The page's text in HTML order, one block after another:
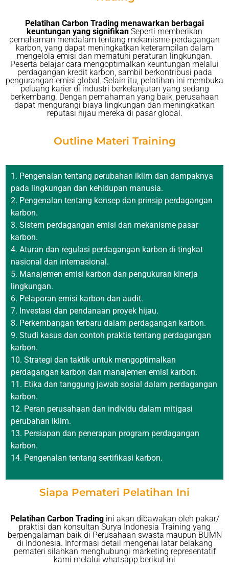
Pelatihan Carbon Trading menawarkan berbagai
keuntungan yang signifikan Seperti memberikan
pemahaman mendalam tentang mekanisme perdagangan
karbon, yang dapat meningkatkan keterampilan dalam
mengelola emisi dan mematuhi peraturan lingkungan.
Peserta belajar cara mengoptimalkan keuntungan melalui
perdagangan kredit karbon, sambil berkontribusi pada
pengurangan emisi global. Selain itu, pelatihan ini membuka
peluang karier di industri berkelanjutan yang sedang
berkembang. Dengan pemahaman yang baik, perusahaan
dapat mengurangi biaya lingkungan dan meningkatkan
reputasi hijau mereka di pasar global.
Outline Materi Training
Pengenalan tentang perubahan iklim dan dampaknya
pada lingkungan dan kehidupan manusia.
Pengenalan tentang konsep dan prinsip perdagangan
karbon.
Sistem perdagangan emisi dan mekanisme pasar
karbon.
Aturan dan regulasi perdagangan karbon di tingkat
nasional dan internasional.
Manajemen emisi karbon dan pengukuran kinerja
lingkungan.
Pelaporan emisi karbon dan audit.
Investasi dan pendanaan proyek hijau.
Perkembangan terbaru dalam perdagangan karbon.
Studi kasus dan contoh praktis tentang perdagangan
karbon.
Strategi dan taktik untuk mengoptimalkan
perdagangan karbon dan manajemen emisi karbon.
Etika dan tanggung jawab sosial dalam perdagangan
karbon.
Peran perusahaan dan individu dalam mitigasi
perubahan iklim.
Persiapan dan penerapan program perdagangan
karbon.
Pengenalan tentang sertifikasi karbon.
Siapa Pemateri Pelatihan Ini
Pelatihan Carbon Trading ini akan dibawakan oleh pakar/
praktisi dan konsultan Surya Indonesia Training yang
berpengalaman baik di Perusahaan swasta maupun BUMN
di Indonesia. Informasi detail mengenai latar belakang
pemateri silahkan menghubungi marketing representatif
kami melalui whatsapp berikut ini